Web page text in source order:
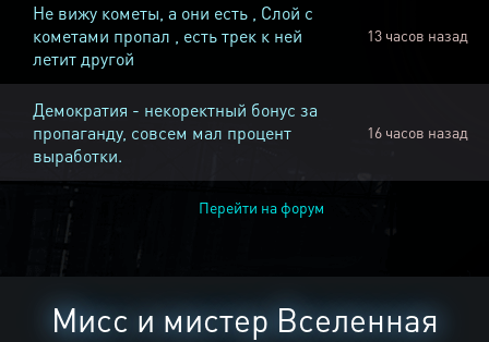
Не вижу кометы, а они есть , Слой с
кометами пропал , есть трек к ней
летит другой
13 часов назад
Демократия - некоректный бонус за
пропаганду, совсем мал процент
выработки.
16 часов назад
Перейти на форум
Мисс и мистер Вселенная